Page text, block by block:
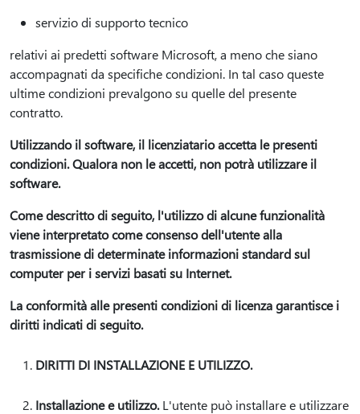
servizio di supporto tecnico
relativi ai predetti software Microsoft, a meno che siano
accompagnati da specifiche condizioni. In tal caso queste
ultime condizioni prevalgono su quelle del presente
contratto.
Utilizzando il software, il licenziatario accetta le presenti
condizioni. Qualora non le accetti, non potrà utilizzare il
software.
Come descritto di seguito, l'utilizzo di alcune funzionalità
viene interpretato come consenso dell'utente alla
trasmissione di determinate informazioni standard sul
computer per i servizi basati su Internet.
La conformità alle presenti condizioni di licenza garantisce i
diritti indicati di seguito.
DIRITTI DI INSTALLAZIONE E UTILIZZO.
Installazione e utilizzo.L'utente può installare e utilizzare